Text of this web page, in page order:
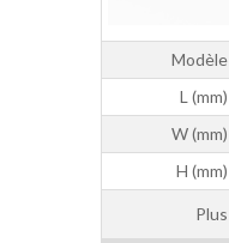
Modèle
L (mm)
W (mm)
H (mm)
Plus